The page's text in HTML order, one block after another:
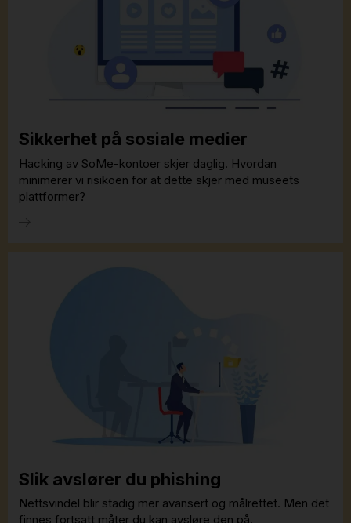
Sikkerhet på sosiale medier
Hacking av SoMe-kontoer skjer daglig. Hvordan
minimerer vi risikoen for at dette skjer med museets
plattformer?
Slik avslører du phishing
Nettsvindel blir stadig mer avansert og målrettet. Men det
finnes fortsatt måter du kan avsløre den på.